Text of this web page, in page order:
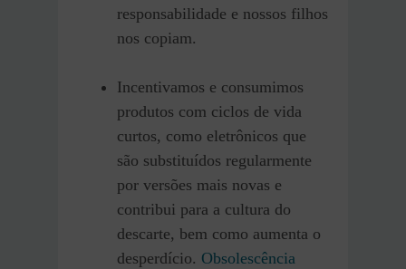
responsabilidade e nossos filhos
nos copiam.
Incentivamos e consumimos
produtos com ciclos de vida
curtos, como eletrônicos que
são substituídos regularmente
por versões mais novas e
contribui para a cultura do
descarte, bem como aumenta o
desperdício. Obsolescência